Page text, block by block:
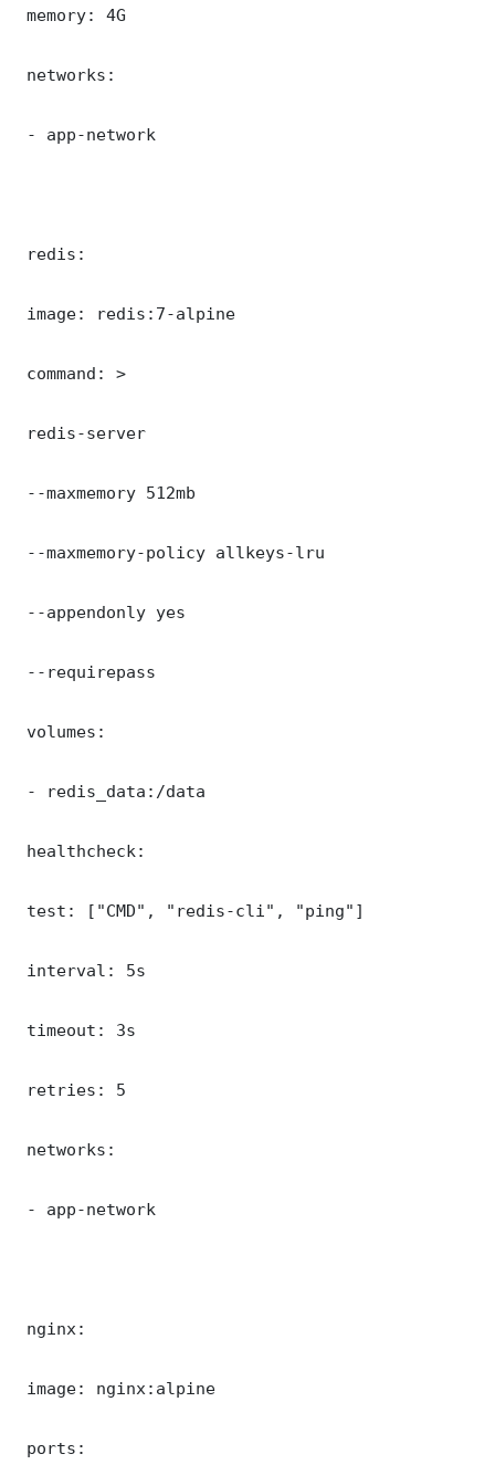
memory: 4G
networks:
- app-network
redis:
image: redis:7-alpine
command: >
redis-server
--maxmemory 512mb
--maxmemory-policy allkeys-lru
--appendonly yes
--requirepass
volumes:
- redis_data:/data
healthcheck:
test: ["CMD", "redis-cli", "ping"]
interval: 5s
timeout: 3s
retries: 5
networks:
- app-network
nginx:
image: nginx:alpine
ports: